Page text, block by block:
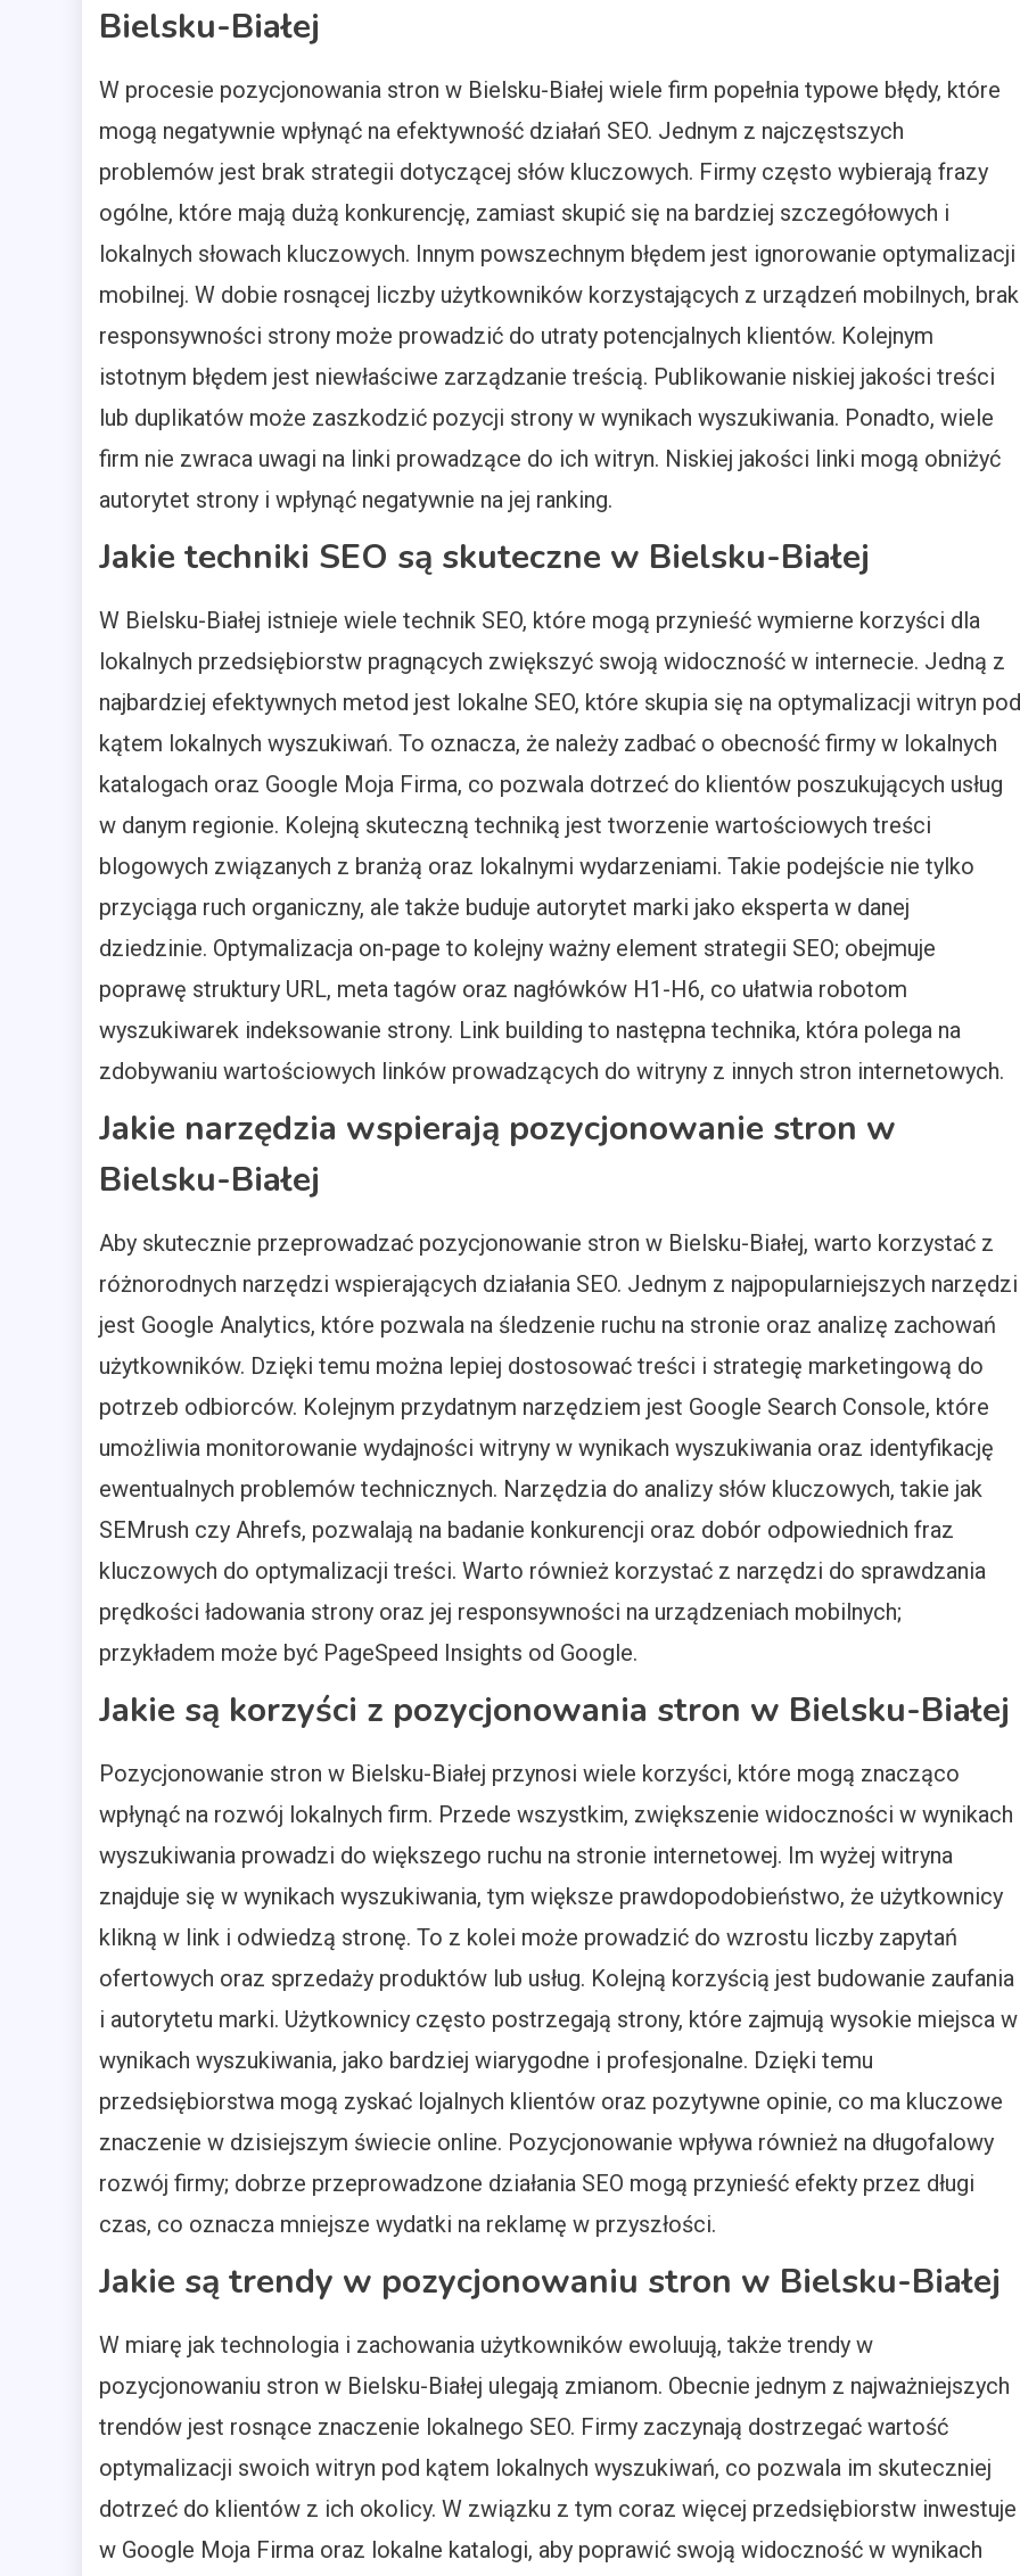
Bielsku-Białej
W procesie pozycjonowania stron w Bielsku-Białej wiele firm popełnia typowe błędy, które
mogą negatywnie wpłynąć na efektywność działań SEO. Jednym z najczęstszych
problemów jest brak strategii dotyczącej słów kluczowych. Firmy często wybierają frazy
ogólne, które mają dużą konkurencję, zamiast skupić się na bardziej szczegółowych i
lokalnych słowach kluczowych. Innym powszechnym błędem jest ignorowanie optymalizacji
mobilnej. W dobie rosnącej liczby użytkowników korzystających z urządzeń mobilnych, brak
responsywności strony może prowadzić do utraty potencjalnych klientów. Kolejnym
istotnym błędem jest niewłaściwe zarządzanie treścią. Publikowanie niskiej jakości treści
lub duplikatów może zaszkodzić pozycji strony w wynikach wyszukiwania. Ponadto, wiele
firm nie zwraca uwagi na linki prowadzące do ich witryn. Niskiej jakości linki mogą obniżyć
autorytet strony i wpłynąć negatywnie na jej ranking.
Jakie techniki SEO są skuteczne w Bielsku-Białej
W Bielsku-Białej istnieje wiele technik SEO, które mogą przynieść wymierne korzyści dla
lokalnych przedsiębiorstw pragnących zwiększyć swoją widoczność w internecie. Jedną z
najbardziej efektywnych metod jest lokalne SEO, które skupia się na optymalizacji witryn pod
kątem lokalnych wyszukiwań. To oznacza, że należy zadbać o obecność firmy w lokalnych
katalogach oraz Google Moja Firma, co pozwala dotrzeć do klientów poszukujących usług
w danym regionie. Kolejną skuteczną techniką jest tworzenie wartościowych treści
blogowych związanych z branżą oraz lokalnymi wydarzeniami. Takie podejście nie tylko
przyciąga ruch organiczny, ale także buduje autorytet marki jako eksperta w danej
dziedzinie. Optymalizacja on-page to kolejny ważny element strategii SEO; obejmuje
poprawę struktury URL, meta tagów oraz nagłówków H1-H6, co ułatwia robotom
wyszukiwarek indeksowanie strony. Link building to następna technika, która polega na
zdobywaniu wartościowych linków prowadzących do witryny z innych stron internetowych.
Jakie narzędzia wspierają pozycjonowanie stron w
Bielsku-Białej
Aby skutecznie przeprowadzać pozycjonowanie stron w Bielsku-Białej, warto korzystać z
różnorodnych narzędzi wspierających działania SEO. Jednym z najpopularniejszych narzędzi
jest Google Analytics, które pozwala na śledzenie ruchu na stronie oraz analizę zachowań
użytkowników. Dzięki temu można lepiej dostosować treści i strategię marketingową do
potrzeb odbiorców. Kolejnym przydatnym narzędziem jest Google Search Console, które
umożliwia monitorowanie wydajności witryny w wynikach wyszukiwania oraz identyfikację
ewentualnych problemów technicznych. Narzędzia do analizy słów kluczowych, takie jak
SEMrush czy Ahrefs, pozwalają na badanie konkurencji oraz dobór odpowiednich fraz
kluczowych do optymalizacji treści. Warto również korzystać z narzędzi do sprawdzania
prędkości ładowania strony oraz jej responsywności na urządzeniach mobilnych;
przykładem może być PageSpeed Insights od Google.
Jakie są korzyści z pozycjonowania stron w Bielsku-Białej
Pozycjonowanie stron w Bielsku-Białej przynosi wiele korzyści, które mogą znacząco
wpłynąć na rozwój lokalnych firm. Przede wszystkim, zwiększenie widoczności w wynikach
wyszukiwania prowadzi do większego ruchu na stronie internetowej. Im wyżej witryna
znajduje się w wynikach wyszukiwania, tym większe prawdopodobieństwo, że użytkownicy
klikną w link i odwiedzą stronę. To z kolei może prowadzić do wzrostu liczby zapytań
ofertowych oraz sprzedaży produktów lub usług. Kolejną korzyścią jest budowanie zaufania
i autorytetu marki. Użytkownicy często postrzegają strony, które zajmują wysokie miejsca w
wynikach wyszukiwania, jako bardziej wiarygodne i profesjonalne. Dzięki temu
przedsiębiorstwa mogą zyskać lojalnych klientów oraz pozytywne opinie, co ma kluczowe
znaczenie w dzisiejszym świecie online. Pozycjonowanie wpływa również na długofalowy
rozwój firmy; dobrze przeprowadzone działania SEO mogą przynieść efekty przez długi
czas, co oznacza mniejsze wydatki na reklamę w przyszłości.
Jakie są trendy w pozycjonowaniu stron w Bielsku-Białej
W miarę jak technologia i zachowania użytkowników ewoluują, także trendy w
pozycjonowaniu stron w Bielsku-Białej ulegają zmianom. Obecnie jednym z najważniejszych
trendów jest rosnące znaczenie lokalnego SEO. Firmy zaczynają dostrzegać wartość
optymalizacji swoich witryn pod kątem lokalnych wyszukiwań, co pozwala im skuteczniej
dotrzeć do klientów z ich okolicy. W związku z tym coraz więcej przedsiębiorstw inwestuje
w Google Moja Firma oraz lokalne katalogi, aby poprawić swoją widoczność w wynikach